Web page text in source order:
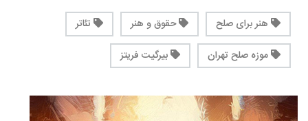
هنر برای صلح حقوق و هنر
تئاتر
موزه صلح تهران
بیرگیت فریتز